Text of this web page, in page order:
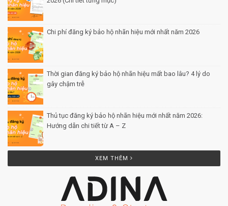
gây chậm trễ Posted by Minh Tâm 26 Th12
Hướng dẫn chi tiết từ A – ZPosted by Minh Tâm 25 Th12
XEM THÊM